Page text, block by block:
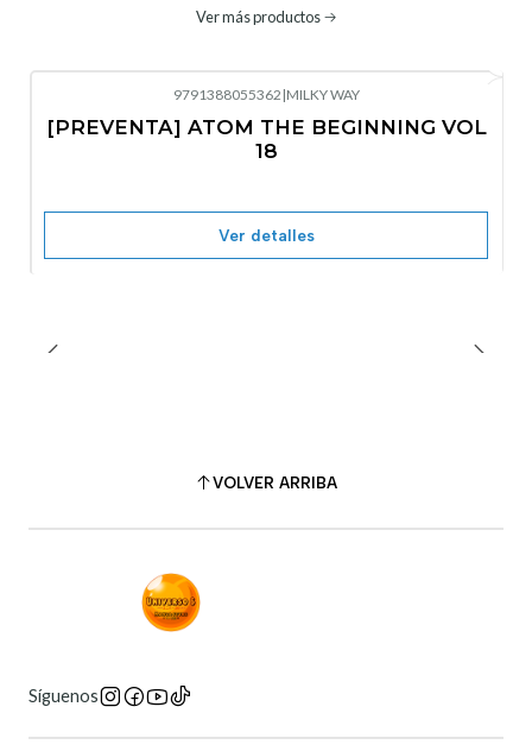
Ver más productos
9791388055362 |MILKY WAY
[PREVENTA] ATOM THE BEGINNING VOL
18
Ver detalles
VOLVER ARRIBA
Síguenos